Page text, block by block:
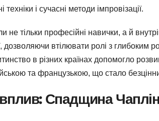
і сучасні методи імпровізації.
не тільки професійні навички, а й
дозволяючи втілювати ролі з
в різних країнах допомогло
та французькою, що стало
Спадщина